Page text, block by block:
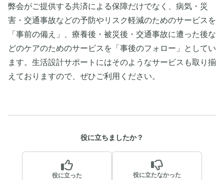
弊会がご提供する共済による保障だけでなく、病気・災
害・交通事故などの予防やリスク軽減のためのサービスを
「事前の備え」、療養後・被災後・交通事故に遭った後な
どのケアのためのサービスを「事後のフォロー」としてい
ます。生活設計サポートにはそのようなサービスも取り揃
えておりますので、ぜひご利用ください。
役に立ちましたか？
役に立った 役に立たなかった